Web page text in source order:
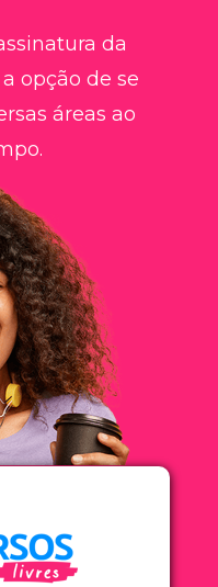
da
opção de se
áreas ao